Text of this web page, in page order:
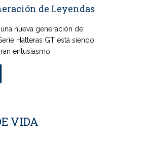
de Leyendas
nueva generación de
Hatteras GT está siendo
entusiasmo.
VIDA